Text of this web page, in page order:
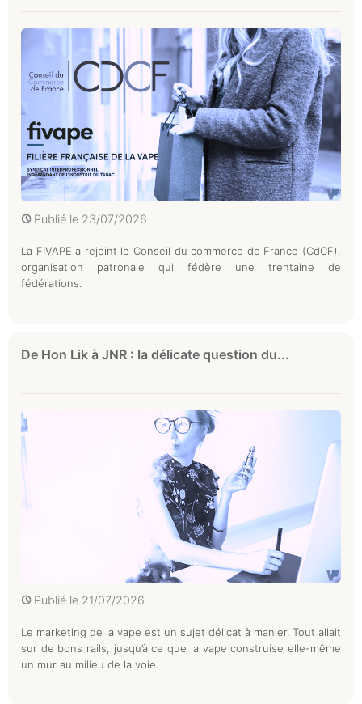
Publié le 23/07/2026
La FIVAPE a rejoint le Conseil du commerce de France (CdCF),
organisation patronale qui fédère une trentaine de
fédérations.
De Hon Lik à JNR : la délicate question du...
Publié le 21/07/2026
Le marketing de la vape est un sujet délicat à manier. Tout allait
sur de bons rails, jusqu’à ce que la vape construise elle-même
un mur au milieu de la voie.